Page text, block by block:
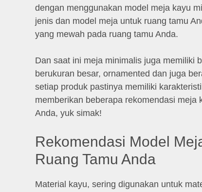
dengan menggunakan model meja kayu
jenis dan model meja untuk ruang tamu
yang mewah pada ruang tamu Anda.
Dan saat ini meja minimalis juga memiliki
berukuran besar, ornamented dan juga
setiap produk pastinya memiliki
memberikan beberapa rekomendasi
Anda, yuk simak!
Rekomendasi Model
Ruang Tamu Anda
Material kayu, sering digunakan untuk